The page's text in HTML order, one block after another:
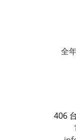
全
406